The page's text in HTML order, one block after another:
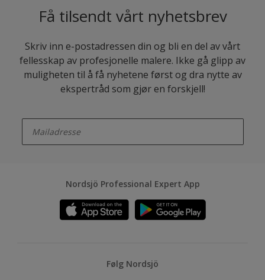
Få tilsendt vårt nyhetsbrev
Skriv inn e-postadressen din og bli en del av vårt
fellesskap av profesjonelle malere. Ikke gå glipp av
muligheten til å få nyhetene først og dra nytte av
ekspertråd som gjør en forskjell!
Nordsjö Professional Expert App
Følg Nordsjö